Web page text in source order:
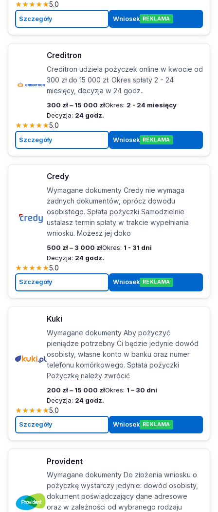
★★★★★5.0
Szczegóły Wniosek REKLAMA
Creditron
Creditron udziela pożyczek online w kwocie od
300 zł do 15 000 zł. Okres spłaty 2 - 24
miesięcy, decyzja w 24 godz..
300 zł – 15 000 złOkres: 2 - 24 miesięcy
Decyzja: 24 godz.
★★★★★5.0
Szczegóły Wniosek REKLAMA
Credy
Wymagane dokumenty Credy nie wymaga
żadnych dokumentów, oprócz dowodu
osobistego. Spłata pożyczki Samodzielnie
ustalasz termin spłaty w trakcie wypełniania
wniosku. Możesz jej doko
500 zł – 3 000 złOkres: 1 - 31 dni
Decyzja: 24 godz.
★★★★★5.0
Szczegóły Wniosek REKLAMA
Kuki
Wymagane dokumenty Aby pożyczyć
pieniądze potrzebny Ci będzie jedynie dowód
osobisty, własne konto w banku oraz numer
telefonu komórkowego. Spłata pożyczki
Pożyczkę należy zwrócić
200 zł – 15 000 złOkres: 1 – 30 dni
Decyzja: 24 godz.
★★★★★5.0
Szczegóły Wniosek REKLAMA
Provident
Wymagane dokumenty Do złożenia wniosku o
pożyczkę wystarczy jedynie: dowód osobisty,
dokument poświadczający dane adresowe
oraz w zależności od wybranego rodzaju